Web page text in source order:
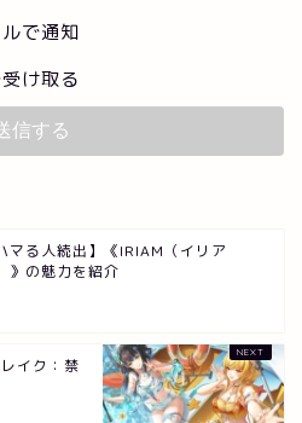
で通知
け取る
マる人続出】《IRIAM（イリア
》の魅力を紹介
イク：禁